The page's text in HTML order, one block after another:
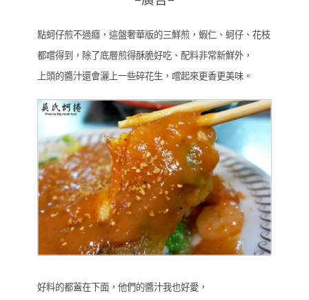
點蚵仔煎不過癮，這盤奢華版的三鮮煎，蝦仁、蚵仔、花枝
都嚐得到，除了底層煎得酥脆好吃、配料非常新鮮外，
上頭的醬汁還會灑上一些碎花生，嚐起來更香更美味。
好料的都蓋在下面，他們的醬汁我也好愛，